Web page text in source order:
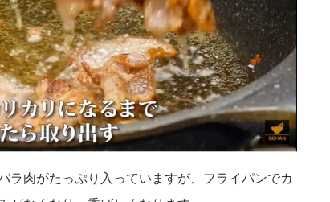
ラ肉がたっぷり入っていますが、フライパンでカ